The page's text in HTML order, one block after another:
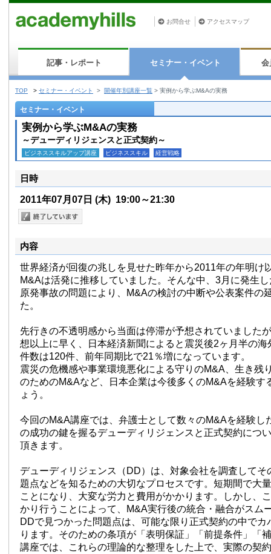
お問合せ アクセスマップ
記事・レポート セミナー・イベント 会
TOP > セミナー・イベント > 開催年別講座一覧 > 実例から学ぶM&Aの実務
セミナー・イベント
実例から学ぶM&Aの実務
～デューディリジェンスと正式契約～
ビジネススキルアップ講座 ビジネススキル 経営戦略
日時
2011年07月07日 (木) 19:00～21:30
内容
世界経済が回復の兆しを見せた昨年から2011年の年明け
M&Aは活発に推移していました。そんな中、3月に発生
原発事故の問題により、M&Aの検討の中断や公表案件の
た。
先行きの不透明感から当面は停滞が予想されていました
想以上に早く、日本経済新聞によると震災後2ヶ月半の海
件数は120件、前年同期比で21％増になっています。
震災の危機感や事業環境悪化による守りのM&A、生き残
のためのM&Aなど、日本企業は今後多くのM&Aを経験す
ょう。
今回のM&A講座では、弁護士として数々のM&Aを経験し
の成功の鍵を握るデューディリジェンスと正式契約につ
頂きます。
デューディリジェンス（DD）は、対象会社を調査してそ
題点などを知るための大切なプロセスです。短期間で大
ことになり、大変な労力と費用がかかります。しかし、
かり行うことによって、M&A実行後の統合・融合がスム
DDで見つかった問題点は、可能な限り正式契約の中でカ
ります。そのための条項が「表明保証」「前提条件」「
講座では、これらの理論的な整理をした上で、実際の契